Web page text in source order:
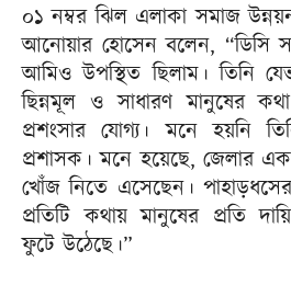
০১ নম্বর ঝিল এলাকা সমাজ
আনোয়ার হোসেন বলেন, “ডিসি
আমিও উপস্থিত ছিলাম। তিনি
ছিন্নমূল ও সাধারণ মানুষের
প্রশংসার যোগ্য। মনে হয়নি
প্রশাসক। মনে হয়েছে, জেলার
খোঁজ নিতে এসেছেন।
প্রতিটি কথায় মানুষের প্রতি
ফুটে উঠেছে।”